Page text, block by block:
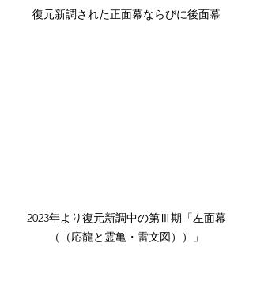
復元新調された正面幕ならびに後面幕
2023年より復元新調中の第Ⅲ期「左面幕
（（応龍と霊亀・雷文図））」